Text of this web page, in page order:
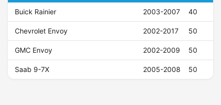
Buick Rainier 2003-2007 40
Chevrolet Envoy 2002-2017 50
GMC Envoy 2002-2009 50
Saab 9-7X 2005-2008 50